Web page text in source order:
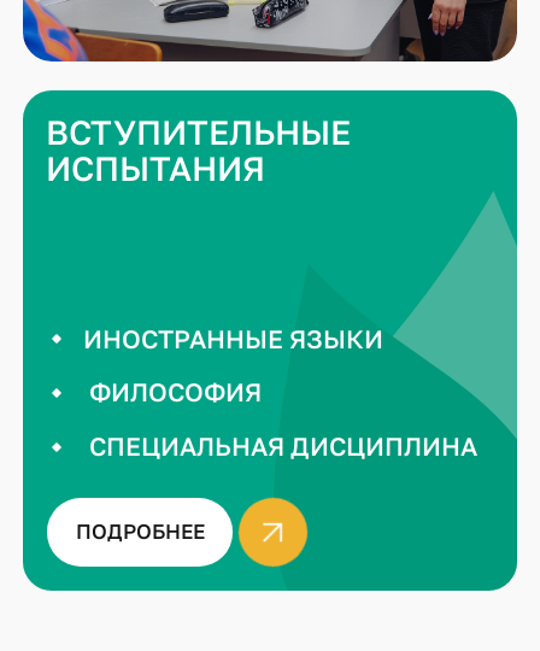
ВСТУПИТЕЛЬНЫЕ
ИСПЫТАНИЯ
ИНОСТРАННЫЕ ЯЗЫКИ
ФИЛОСОФИЯ
СПЕЦИАЛЬНАЯ ДИСЦИПЛИНА
ПОДРОБНЕЕ